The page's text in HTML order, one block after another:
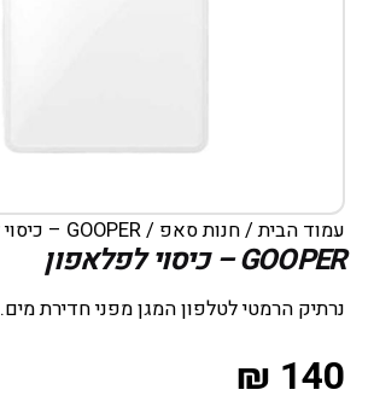
עמוד הבית/חנות סאפ / GOOPER – כיסוי לפלאפון
GOOPER – כיסוי לפלאפון
נרתיק הרמטי לטלפון המגן מפני חדירת מים.
₪ 140